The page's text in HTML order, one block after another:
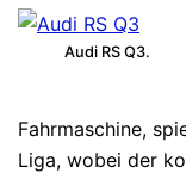
Audi RS Q3.
Fahrmaschine,
Liga, wobei der